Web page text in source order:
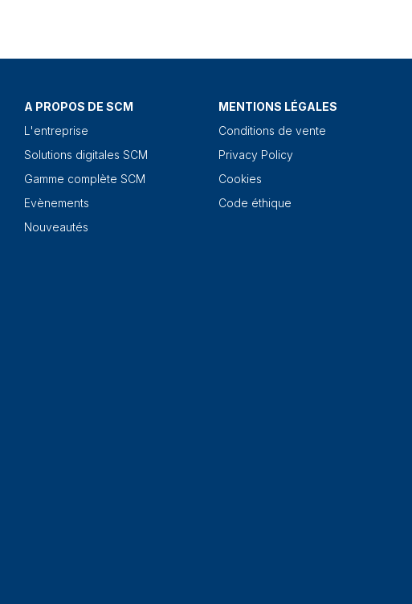
A PROPOS DE SCM
L'entreprise
Solutions digitales SCM
Gamme complète SCM
Evènements
Nouveautés
MENTIONS LÉGALES
Conditions de vente
Privacy Policy
Cookies
Code éthique